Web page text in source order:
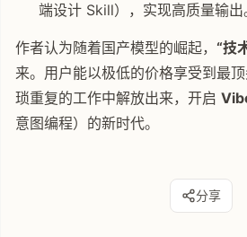
端设计 Skill），实现高质量输出
作者认为随着国产模型的崛起， “技
来。用户能以极低的价格享受到最
琐重复的工作中解放出来，开启
意图编程）的新时代。
分享